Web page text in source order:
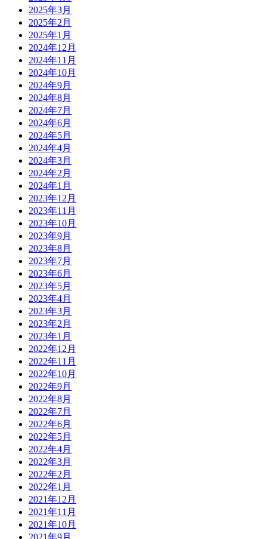
2025年3月
2025年2月
2025年1月
2024年12月
2024年11月
2024年10月
2024年9月
2024年8月
2024年7月
2024年6月
2024年5月
2024年4月
2024年3月
2024年2月
2024年1月
2023年12月
2023年11月
2023年10月
2023年9月
2023年8月
2023年7月
2023年6月
2023年5月
2023年4月
2023年3月
2023年2月
2023年1月
2022年12月
2022年11月
2022年10月
2022年9月
2022年8月
2022年7月
2022年6月
2022年5月
2022年4月
2022年3月
2022年2月
2022年1月
2021年12月
2021年11月
2021年10月